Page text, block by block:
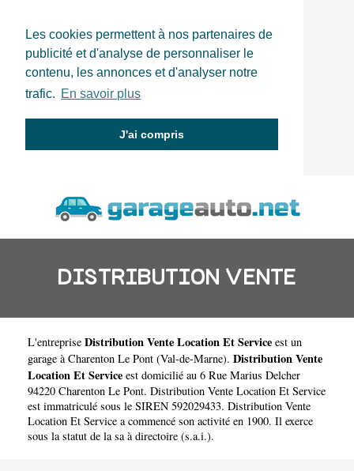
Les cookies permettent à nos partenaires de
publicité et d'analyse de personnaliser le
contenu, les annonces et d'analyser notre
trafic. En savoir plus
J'ai compris
DISTRIBUTION VENTE
LOCATION ET SERVICE
L'entreprise Distribution Vente Location Et Service est un
garage à Charenton Le Pont (Val-de-Marne). Distribution Vente
Location Et Service est domicilié au 6 Rue Marius Delcher
94220 Charenton Le Pont. Distribution Vente Location Et Service
est immatriculé sous le SIREN 592029433. Distribution Vente
Location Et Service a commencé son activité en 1900. Il exerce
sous la statut de la sa à directoire (s.a.i.).